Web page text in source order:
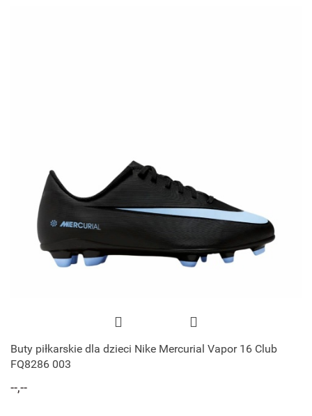
Buty piłkarskie dla dzieci Nike Mercurial Vapor 16 Club
FQ8286 003
--,--